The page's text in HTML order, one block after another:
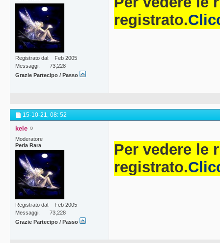
Registrato dal
Feb 2005
Messaggi
73,228
Grazie Partecipo / Passo
registrato.
15-10-21, 08: 52
kele
Moderatore
Perla Rara
Registrato dal
Feb 2005
Messaggi
73,228
Grazie Partecipo / Passo
Per vedere le
registrato.